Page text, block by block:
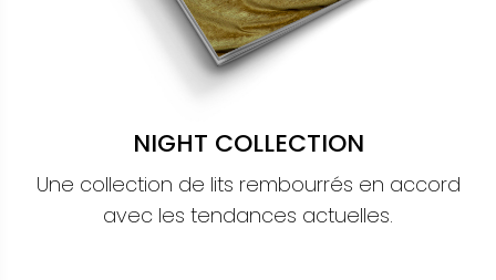
NIGHT COLLECTION
Une collection de lits rembourrés en accord
avec les tendances actuelles.